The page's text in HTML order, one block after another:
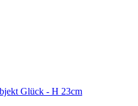
Glück - H 23cm